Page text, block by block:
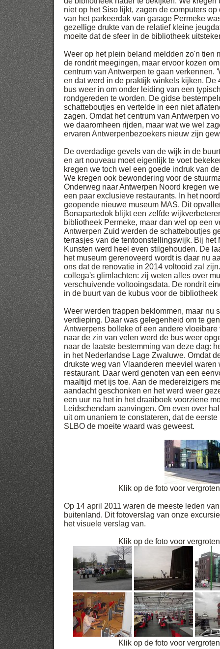
niet op het Siso lijkt, zagen de computers
van het parkeerdak van garage Permeke
gezellige drukte van de relatief kleine
moeite dat de sfeer in de bibliotheek
Weer op het plein beland meldden zo'n tien
de rondrit meegingen, maar ervoor kozen
centrum van Antwerpen te gaan verkennen.
en dat werd in de praktijk winkels kijken. De
bus weer in om onder leiding van een
rondgereden te worden. De gidse
schatteboutjes en vertelde in een niet
zagen. Omdat het centrum van Antwerpen
we daaromheen rijden, maar wat we wel
ervaren Antwerpenbezoekers nieuw zijn
De overdadige gevels van de wijk in de
en art nouveau moet eigenlijk te voet
kregen we toch wel een goede indruk van
We kregen ook bewondering voor de
Onderweg naar Antwerpen Noord kregen
een paar exclusieve restaurants. In het
geopende nieuwe museum MAS. Dit
Bonapartedok blijkt een zelfde
bibliotheek Permeke, maar dan wel op een
Antwerpen Zuid werden de schatteboutjes
terrasjes van de tentoonstellingswijk. Bij het
Kunsten werd heel even stilgehouden. De
het museum gerenoveerd wordt is daar nu
ons dat de renovatie in 2014 voltooid zal
collega's glimlachten: zij weten alles over
verschuivende voltooingsdata. De rondrit
in de buurt van de kubus voor de bibliotheek
Weer werden trappen beklommen, maar nu
verdieping. Daar was gelegenheid om te
Antwerpens bolleke of een andere
naar de zin van velen werd de bus weer
naar de laatste bestemming van deze dag:
in het Nederlandse Lage Zwaluwe. Omdat
drukste weg van Vlaanderen meeviel waren
restaurant. Daar werd genoten van een
maaltijd met ijs toe. Aan de medereizigers
aandacht geschonken en het werd weer
een uur na het in het draaiboek voorziene
Leidschendam aanvingen. Om even over
uit om unaniem te constateren, dat de
SLBO de moeite waard was geweest.
Klik op de foto voor
Op 14 april 2011 waren de meeste leden
buitenland. Dit fotoverslag van onze
het visuele verslag van.
Klik op de foto voor
Klik op de foto voor